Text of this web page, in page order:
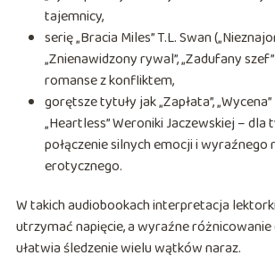
tajemnicy,
serię „Bracia Miles” T.L. Swan
„Znienawidzony rywal”, „Zadufany
romanse z konfliktem,
gorętsze tytuły jak „Zapłata”,
„Heartless” Weroniki Jaczewskiej – dla
połączenie silnych emocji i wyraźnego
erotycznego.
W takich audiobookach interpretacja
utrzymać napięcie, a wyraźne
ułatwia śledzenie wielu wątków naraz.